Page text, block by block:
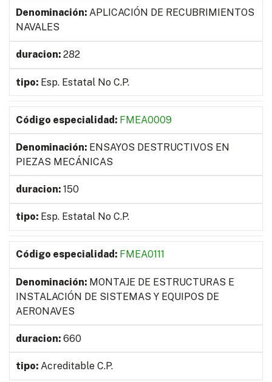
APLICACIÓN DE RECUBRIMIENTOS
NAVALES
282
Esp. Estatal No C.P.
FMEA0009
ENSAYOS DESTRUCTIVOS EN
PIEZAS MECÁNICAS
150
Esp. Estatal No C.P.
FMEA0111
MONTAJE DE ESTRUCTURAS E
INSTALACIÓN DE SISTEMAS Y EQUIPOS DE
AERONAVES
660
Acreditable C.P.